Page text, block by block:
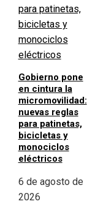
Gobierno pone
en cintura la
micromovilidad:
nuevas reglas
para patinetas,
bicicletas y
monociclos
eléctricos
6 de agosto de
2026